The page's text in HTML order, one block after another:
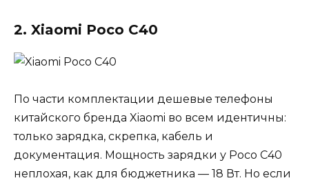
2. Xiaomi Poco C40
По части комплектации дешевые телефоны
китайского бренда Xiaomi во всем идентичны:
только зарядка, скрепка, кабель и
документация. Мощность зарядки у Poco C40
неплохая, как для бюджетника — 18 Вт. Но если